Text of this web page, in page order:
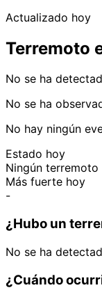
Actualizado hoy
Terremoto
No se ha
No se ha
No hay ningún
Estado hoy
Ningún
Más fuerte hoy
-
¿Hubo un
No se ha
¿Cuándo